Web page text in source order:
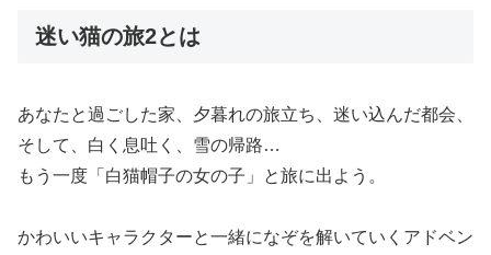
迷い猫の旅2とは
あなたと過ごした家、夕暮れの旅立ち、迷い込んだ都会、
そして、白く息吐く、雪の帰路…
もう一度「白猫帽子の女の子」と旅に出よう。
かわいいキャラクターと一緒になぞを解いていくアドベン